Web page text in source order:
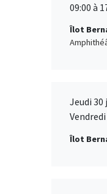
09:00 à
Îlot
Jeudi 30
Îlot